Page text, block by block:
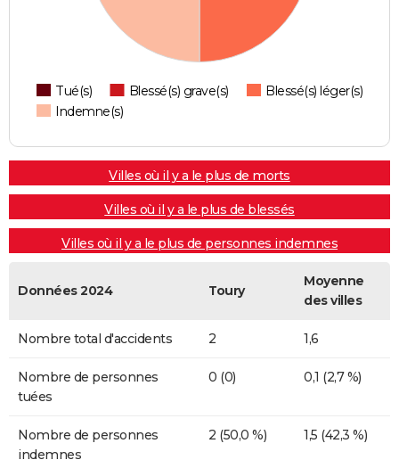
Tué(s) Blessé(s) grave(s)
Blessé(s) léger(s)
Indemne(s)
Villes où il y a le plus de morts
Villes où il y a le plus de blessés
Villes où il y a le plus de personnes indemnes
Données 2024 Toury
Moyenne
des villes
Nombre total d'accidents 2 1,6
Nombre de personnes
tuées
0 (0) 0,1 (2,7 %)
Nombre de personnes
indemnes
2 (50,0 %) 1,5 (42,3 %)